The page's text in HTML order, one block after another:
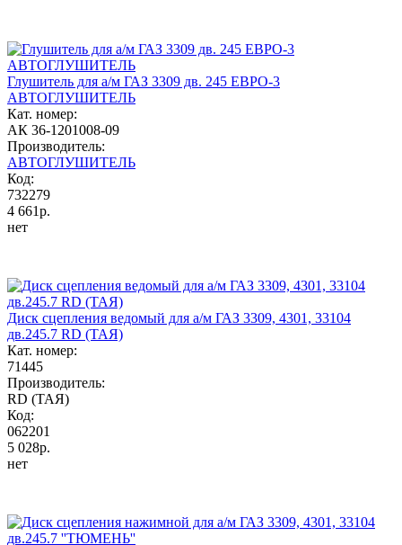
Глушитель для а/м ГАЗ 3309 дв. 245 ЕВРО-3
АВТОГЛУШИТЕЛЬ
Кат. номер:
АК 36-1201008-09
Производитель:
АВТОГЛУШИТЕЛЬ
Код:
732279
4 661р.
нет
Диск сцепления ведомый для а/м ГАЗ 3309, 4301, 33104
дв.245.7 RD (ТАЯ)
Кат. номер:
71445
Производитель:
RD (ТАЯ)
Код:
062201
5 028р.
нет